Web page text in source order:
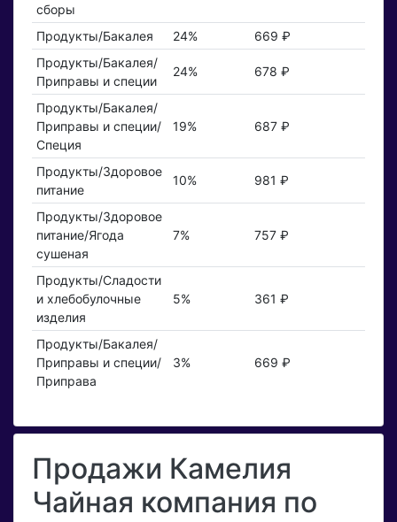
сборы
Продукты/Бакалея 24%
669 ₽
Продукты/Бакалея/
Приправы и специи
24% 678 ₽
Продукты/Бакалея/
Приправы и специи/
Специя
19% 687 ₽
Продукты/Здоровое
питание
10% 981 ₽
Продукты/Здоровое
питание/Ягода
сушеная
7% 757 ₽
Продукты/Сладости
и хлебобулочные
изделия
5% 361 ₽
Продукты/Бакалея/
Приправы и специи/
Приправа
3% 669 ₽
Продажи Камелия
Чайная компания по